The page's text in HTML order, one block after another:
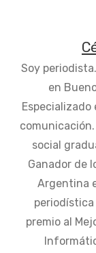
Soy
en
social
Ganador de
Argentina
premio al